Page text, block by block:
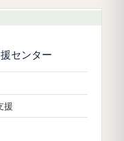
センター
援